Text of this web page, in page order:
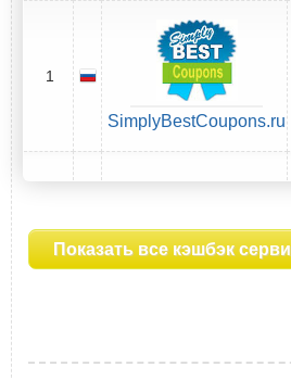
1
SimplyBestCoupons.ru
Показать все кэшбэк